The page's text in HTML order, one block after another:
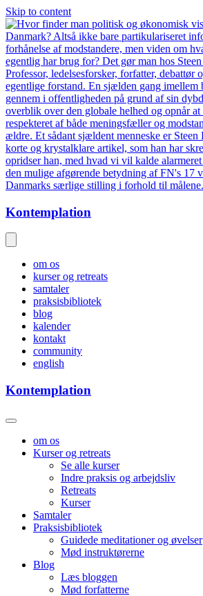
Skip to content
Kontemplation
om os
kurser og retreats
samtaler
praksisbibliotek
blog
kalender
kontakt
community
english
Kontemplation
om os
Kurser og retreats
Se alle kurser
Indre praksis og arbejdsliv
Retreats
Kurser
Samtaler
Praksisbibliotek
Guidede meditationer og øvelser
Mød instruktørerne
Blog
Læs bloggen
Mød forfatterne